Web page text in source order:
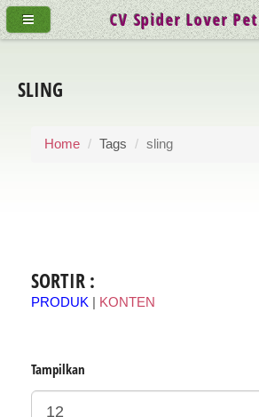
SLING
Home Tags sling
SORTIR :
PRODUK KONTEN
Tampilkan
CV Spider Lover